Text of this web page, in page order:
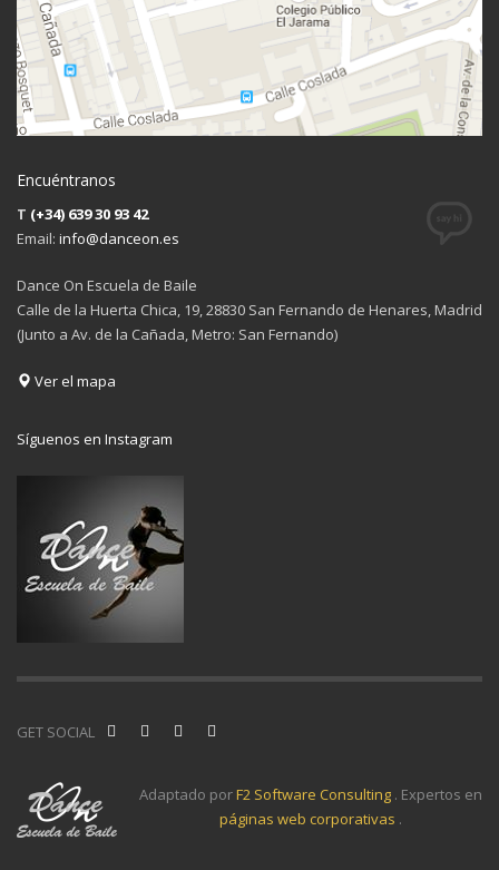
Encuéntranos
T (+34) 639 30 93 42
Email: info@danceon.es
Dance On Escuela de Baile
Calle de la Huerta Chica, 19, 28830 San Fernando de Henares, Madrid
(Junto a Av. de la Cañada, Metro: San Fernando)
Ver el mapa
Síguenos en Instagram
GET SOCIAL
Adaptado porF2 Software Consulting . Expertos en
páginas web corporativas .